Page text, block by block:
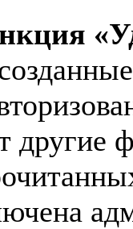
другие